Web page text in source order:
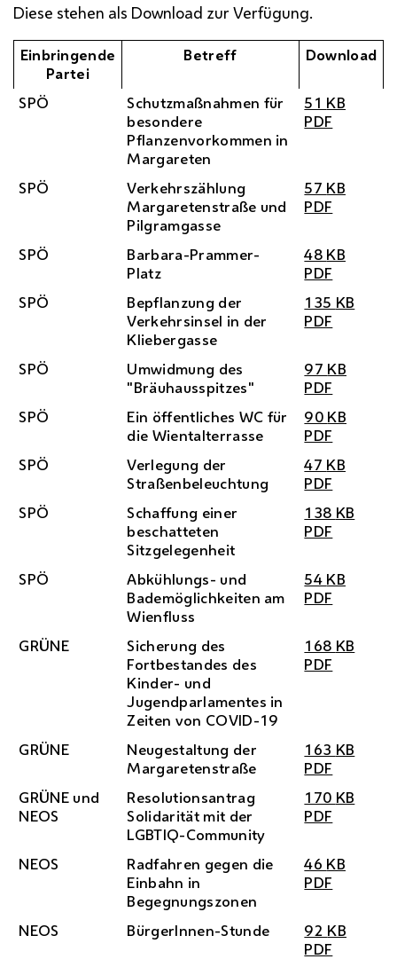
Diese stehen als Download zur Verfügung.
Einbringende
Partei
Betreff Download
SPÖ
Schutzmaßnahmen für
besondere
Pflanzenvorkommen in
Margareten
51 KB
PDF
SPÖ
Verkehrszählung
Margaretenstraße und
Pilgramgasse
57 KB
PDF
SPÖ
Barbara-Prammer-
Platz
48 KB
PDF
SPÖ
Bepflanzung der
Verkehrsinsel in der
Kliebergasse
135 KB
PDF
SPÖ
Umwidmung des
"Bräuhausspitzes"
97 KB
PDF
SPÖ
Ein öffentliches WC für
die Wientalterrasse
90 KB
PDF
SPÖ
Verlegung der
Straßenbeleuchtung
47 KB
PDF
SPÖ
Schaffung einer
beschatteten
Sitzgelegenheit
138 KB
PDF
SPÖ
Abkühlungs- und
Bademöglichkeiten am
Wienfluss
54 KB
PDF
GRÜNE
Sicherung des
Fortbestandes des
Kinder- und
Jugendparlamentes in
Zeiten von COVID-19
168 KB
PDF
GRÜNE
Neugestaltung der
Margaretenstraße
163 KB
PDF
GRÜNE und
NEOS
Resolutionsantrag
Solidarität mit der
LGBTIQ-Community
170 KB
PDF
NEOS
Radfahren gegen die
Einbahn in
Begegnungszonen
46 KB
PDF
NEOS BürgerInnen-Stunde 92 KB
PDF